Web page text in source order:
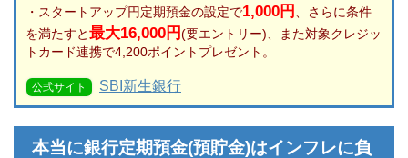
・スタートアップ円定期預金の設定で1,000円
、さらに条件
を満たすと最大16,000円(要エントリー)、また対象クレジッ
トカード連携で4,200ポイントプレゼント。
公式サイト SBI新生銀行
本当に銀行定期預金(預貯金)はインフレに負